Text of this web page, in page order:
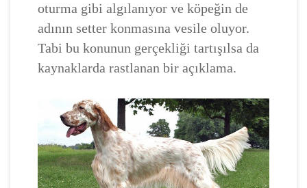
oturma gibi algılanıyor ve köpeğin de
adının setter konmasına vesile oluyor.
Tabi bu konunun gerçekliği tartışılsa da
kaynaklarda rastlanan bir açıklama.